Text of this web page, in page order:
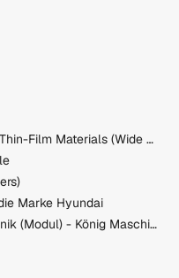
Senior Research Engineer - Nitride Thin-Film Materials (Wide Band Gap)
Marke Hyundai
Metalltechnik - Maschinenbautechnik (Modul) - König Maschinen GmbH